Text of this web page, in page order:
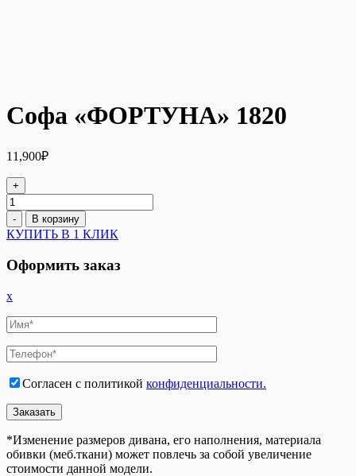
Софа «ФОРТУНА» 1820
11,900₽
+
Количество
товара
Софа
«ФОРТУНА»
1820
- В корзину
КУПИТЬ В 1 КЛИК
Оформить заказ
x
Согласен с политикой конфиденциальности.
*Изменение размеров дивана, его наполнения, материала
обивки (меб.ткани) может повлечь за собой увеличение
стоимости данной модели.